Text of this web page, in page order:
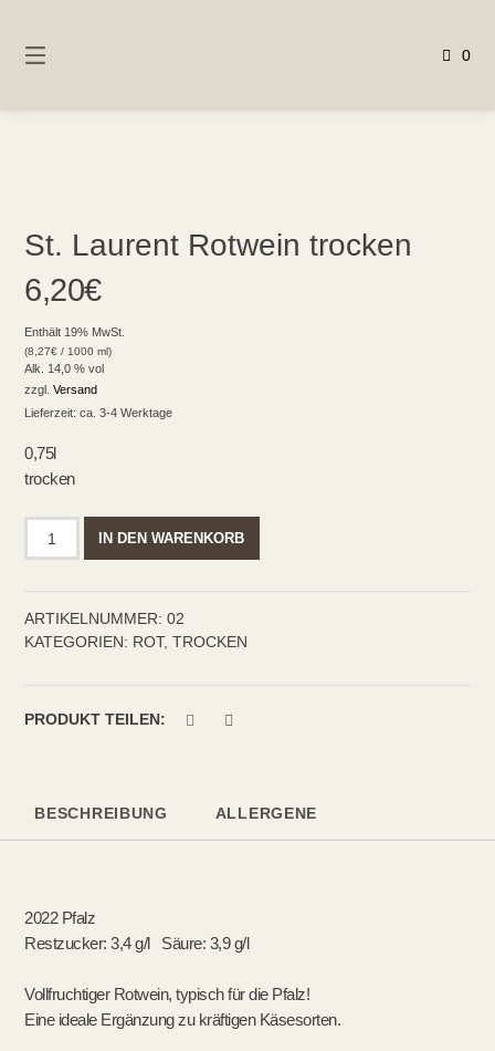
zum
0
St. Laurent Rotwein trocken
6,20€
Enthält 19% MwSt.
(8,27€ / 1000 ml)
Alk. 14,0 % vol
zzgl.Versand
Lieferzeit: ca. 3-4 Werktage
0,75l
trocken
Laurent
Menge
IN DEN WARENKORB
ARTIKELNUMMER: 02
KATEGORIEN: ROT,TROCKEN
PRODUKT TEILEN:
BESCHREIBUNG ALLERGENE
2022 Pfalz
Restzucker: 3,4 g/l Säure: 3,9 g/l
Vollfruchtiger Rotwein, typisch für die Pfalz!
Eine ideale Ergänzung zu kräftigen Käsesorten.